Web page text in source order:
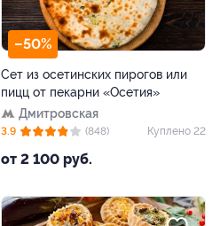
–50%
Сет из осетинских пирогов или
пицц от пекарни «Осетия»
Дмитровская
от 2 100 руб.
3.9 (848) Куплено 22